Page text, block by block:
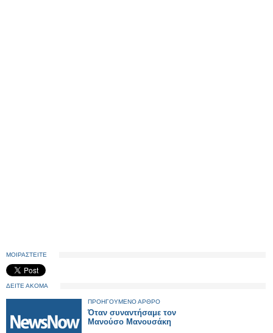
ΜΟΙΡΑΣΤΕΙΤΕ
ΔΕΙΤΕ ΑΚΟΜΑ
ΠΡΟΗΓΟΥΜΕΝΟ ΑΡΘΡΟ
Όταν συναντήσαμε τον
Μανούσο Μανουσάκη